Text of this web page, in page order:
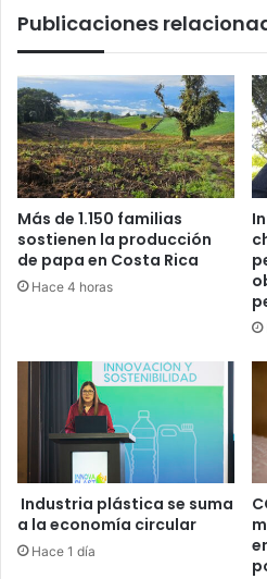
Publicaciones
Más de 1.150 familias
sostienen la producción
de papa en Costa Rica
Hace 4 horas
Industria plástica se suma
a la economía circular
Hace 1 día